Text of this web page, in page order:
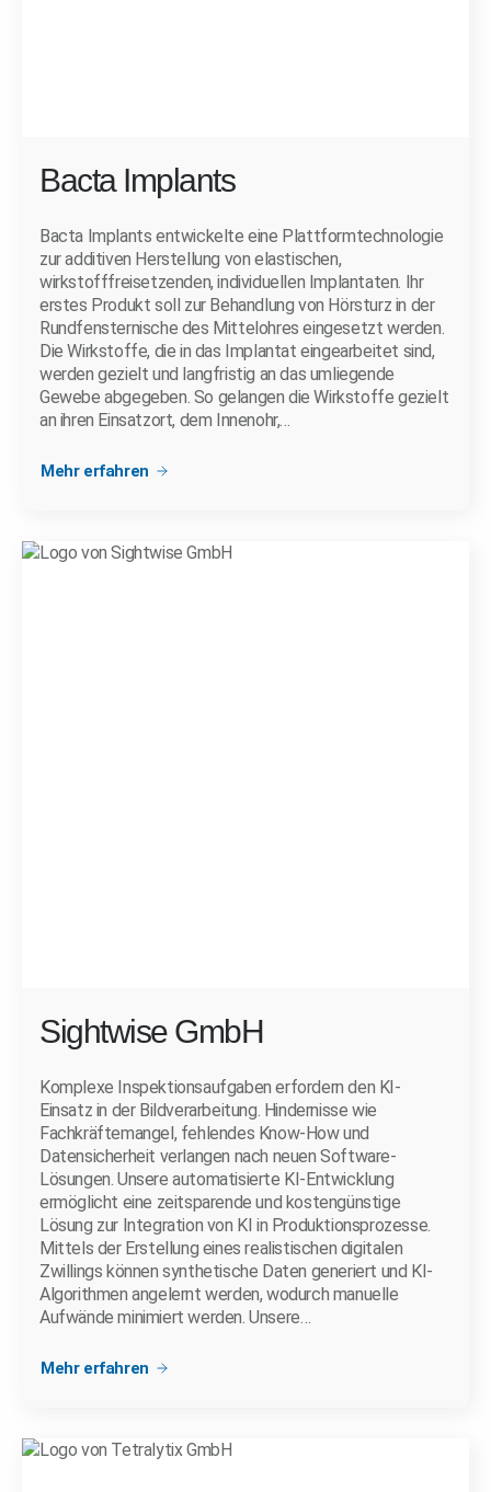
Bacta Implants
Bacta Implants entwickelte eine Plattformtechnologie
zur additiven Herstellung von elastischen,
wirkstofffreisetzenden, individuellen Implantaten. Ihr
erstes Produkt soll zur Behandlung von Hörsturz in der
Rundfensternische des Mittelohres eingesetzt werden.
Die Wirkstoffe, die in das Implantat eingearbeitet sind,
werden gezielt und langfristig an das umliegende
Gewebe abgegeben. So gelangen die Wirkstoffe gezielt
an ihren Einsatzort, dem Innenohr,…
Mehr erfahren
Sightwise GmbH
Komplexe Inspektionsaufgaben erfordern den KI-
Einsatz in der Bildverarbeitung. Hindernisse wie
Fachkräftemangel, fehlendes Know-How und
Datensicherheit verlangen nach neuen Software-
Lösungen. Unsere automatisierte KI-Entwicklung
ermöglicht eine zeitsparende und kostengünstige
Lösung zur Integration von KI in Produktionsprozesse.
Mittels der Erstellung eines realistischen digitalen
Zwillings können synthetische Daten generiert und KI-
Algorithmen angelernt werden, wodurch manuelle
Aufwände minimiert werden. Unsere…
Mehr erfahren